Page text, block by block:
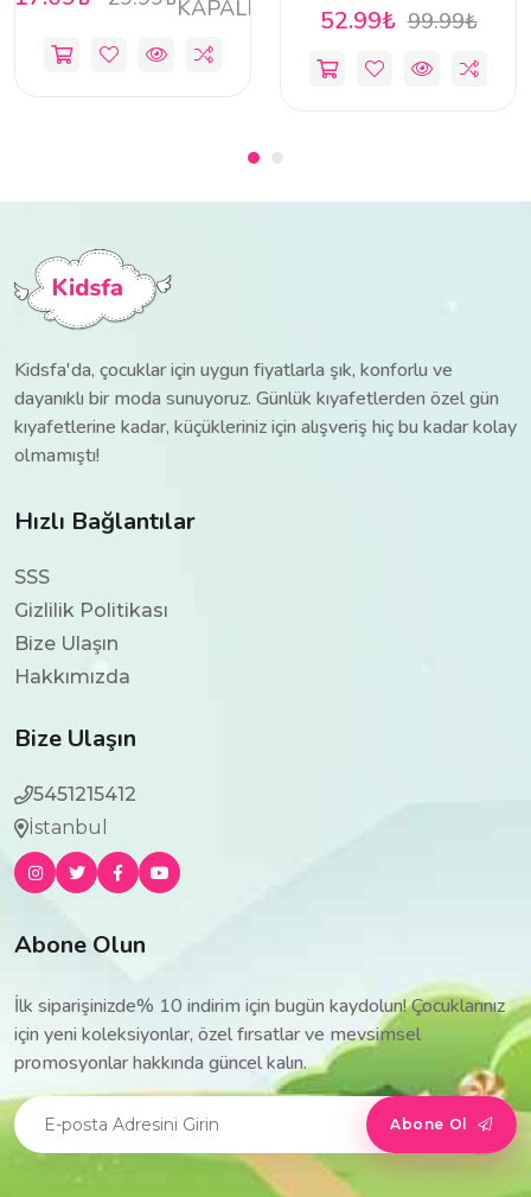
KAPALI 52.99₺ 99.99₺
Kidsfa'da, çocuklar için uygun fiyatlarla şık, konforlu ve
dayanıklı bir moda sunuyoruz. Günlük kıyafetlerden özel gün
kıyafetlerine kadar, küçükleriniz için alışveriş hiç bu kadar kolay
olmamıştı!
Hızlı Bağlantılar
SSS
Gizlilik Politikası
Bize Ulaşın
Hakkımızda
Bize Ulaşın
5451215412
İstanbul
Abone Olun
İlk siparişinizde% 10 indirim için bugün kaydolun! Çocuklarınız
için yeni koleksiyonlar, özel fırsatlar ve mevsimsel
promosyonlar hakkında güncel kalın.
Abone Ol